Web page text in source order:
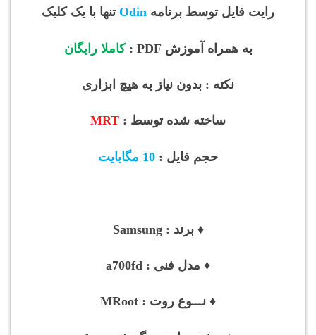
رایت فایل توسط برنامه Odin تنها با یک کلیک
به همراه آموزش PDF : کاملا رایگان
نکته : بدون نیاز به هیچ ابزاری
ساخته شده توسط : MRT
حجم فایل : 10 مگابایت
♦ برند : Samsung
♦ مدل فنی : a700fd
♦ نـــوع روت : MRoot